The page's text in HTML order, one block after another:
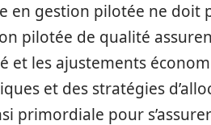
en gestion pilotée ne doit
pilotée de qualité
et les ajustements
et des stratégies
primordiale pour